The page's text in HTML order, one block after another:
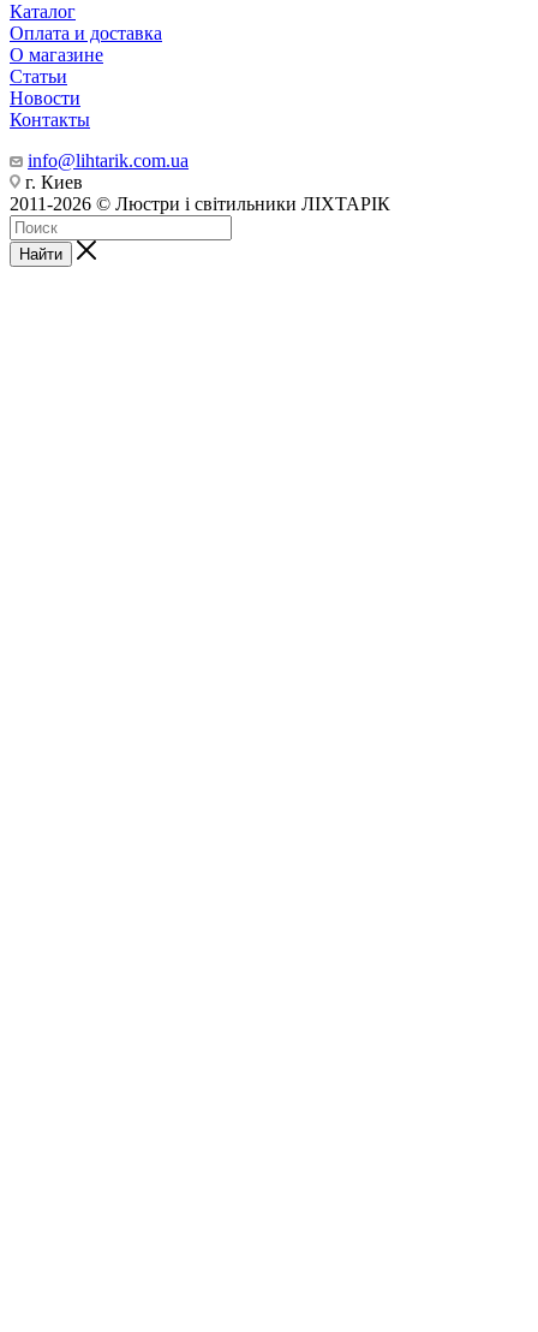
Каталог
Оплата и доставка
О магазине
Статьи
Новости
Контакты
info@lihtarik.com.ua
г. Киев
2011-2026 © Люстри і світильники ЛІХТАРІК
Найти